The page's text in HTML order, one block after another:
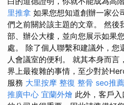
里推拿 如果您想知道創辦一家公
們之前關於該主題的文章。 然後
部、辦公大樓，並向您展示如果
處。 除了個人聯繫和建議外，您
人會議室的便利。 就其本身而言
界上最複雜的事情，至少對於
服務 大里按摩 整復 整骨 seo推薦
推廣中心 宜蘭外燴 此外，客戶